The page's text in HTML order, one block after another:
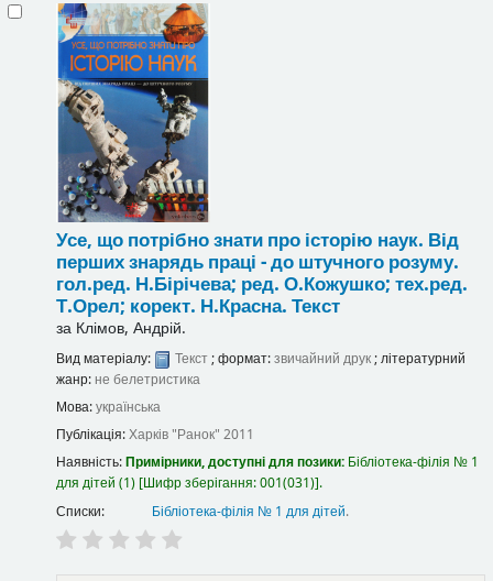
Усе, що потрібно знати про історію наук. Від
перших знарядь праці - до штучного розуму.
гол.ред. Н.Бірічева; ред. О.Кожушко; тех.ред.
Т.Орел; корект. Н.Красна. Текст
за Клімов, Андрій.
Вид матеріалу: Текст; формат:звичайний друк; літературний
жанр: не белетристика
Мова:українська
Публікація:Харків"Ранок" 2011
Наявність:Примірники, доступні для позики: Бібліотека-філія № 1
для дітей (1) Шифр зберігання:001(031) .
Списки:
Бібліотека-філія № 1 для дітей.